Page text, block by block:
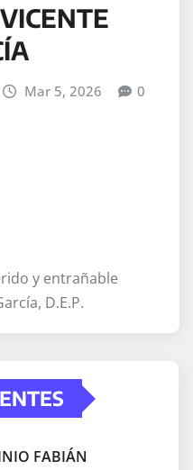
Mar 5, 2026 0
y entrañable
D.E.P.
FABIÁN